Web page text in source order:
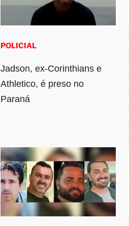
POLICIAL
Jadson, ex-Corinthians e
Athletico, é preso no
Paraná